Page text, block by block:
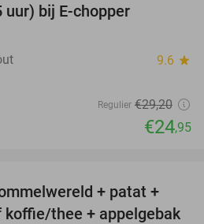
uur) bij E-chopper
9.6 star
Regulier €29,20
€24,95
23%
+ patat +
koffie/thee + appelgebak